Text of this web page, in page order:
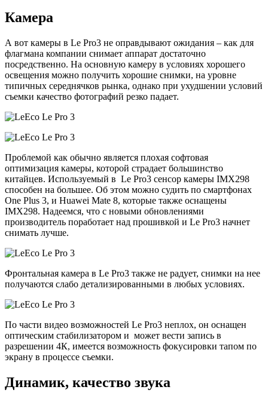
Камера
А вот камеры в Le Pro3 не оправдывают ожидания – как для
флагмана компании снимает аппарат достаточно
посредственно. На основную камеру в условиях хорошего
освещения можно получить хорошие снимки, на уровне
типичных середнячков рынка, однако при ухудшении условий
съемки качество фотографий резко падает.
Проблемой как обычно является плохая софтовая
оптимизация камеры, которой страдает большинство
китайцев. Используемый в Le Pro3 сенсор камеры IMX298
способен на большее. Об этом можно судить по смартфонах
One Plus 3, и Huawei Mate 8, которые также оснащены
IMX298. Надеемся, что с новыми обновлениями
производитель поработает над прошивкой и Le Pro3 начнет
снимать лучше.
Фронтальная камера в Le Pro3 также не радует, снимки на нее
получаются слабо детализированными в любых условиях.
По части видео возможностей Le Pro3 неплох, он оснащен
оптическим стабилизатором и может вести запись в
разрешении 4К, имеется возможность фокусировки тапом по
экрану в процессе съемки.
Динамик, качество звука